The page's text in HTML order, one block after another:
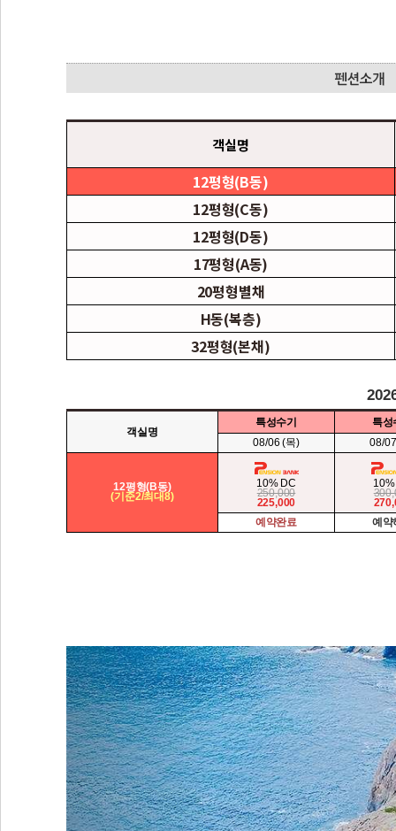
12평형(B동)
12평형(C동)
12평형(D동)
17평형(A동)
20평형별채
H동(복층)
32평형(본채)